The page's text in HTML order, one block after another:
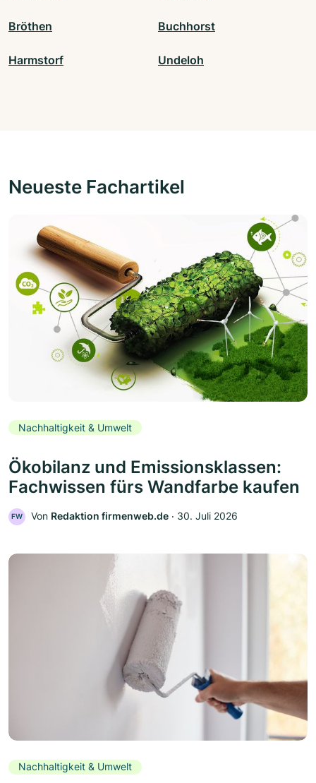
Bröthen Buchhorst
Harmstorf Undeloh
Neueste Fachartikel
Nachhaltigkeit & Umwelt
Ökobilanz und Emissionsklassen:
Fachwissen fürs Wandfarbe kaufen
FW Von Redaktion firmenweb.de ‧ 30. Juli 2026
Nachhaltigkeit & Umwelt